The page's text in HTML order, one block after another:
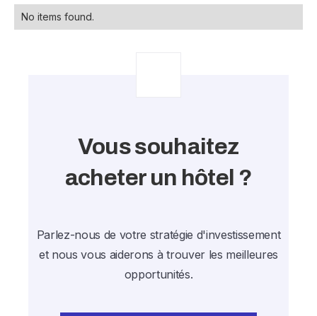
No items found.
Vous souhaitez
acheter un hôtel ?
Parlez-nous de votre stratégie d'investissement
et nous vous aiderons à trouver les meilleures
opportunités.